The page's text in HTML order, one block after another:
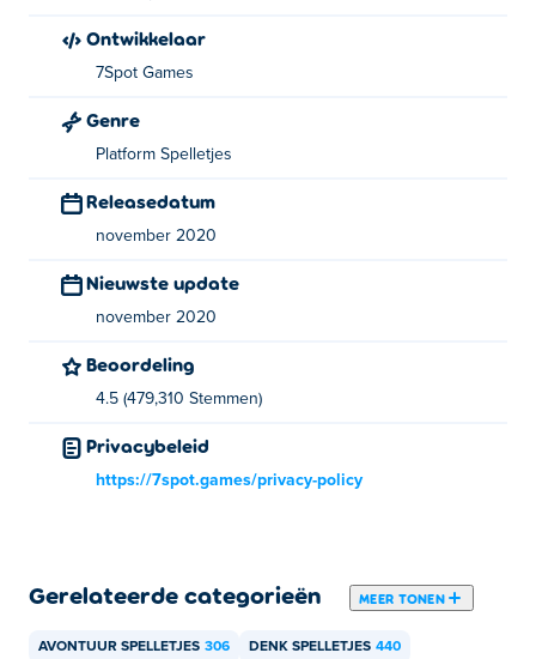
Duo Survival 2 is gemaakt door 7Spot Games, een
Litouwse ontwikkelaar en uitgever van videogames.
Speel hun andere vermakelijke spellen gratis op
Duo Vikings
Truck Loader 5
Ontwikkelaar
7Spot Games
Genre
Platform Spelletjes
Releasedatum
november 2020
Nieuwste update
november 2020
Beoordeling
4.5 (479,310 Stemmen)
Privacybeleid
https://7spot.games/privacy-policy
Gerelateerde categorieën MEER TONEN
AVONTUUR SPELLETJES 306 DENK SPELLETJES 440